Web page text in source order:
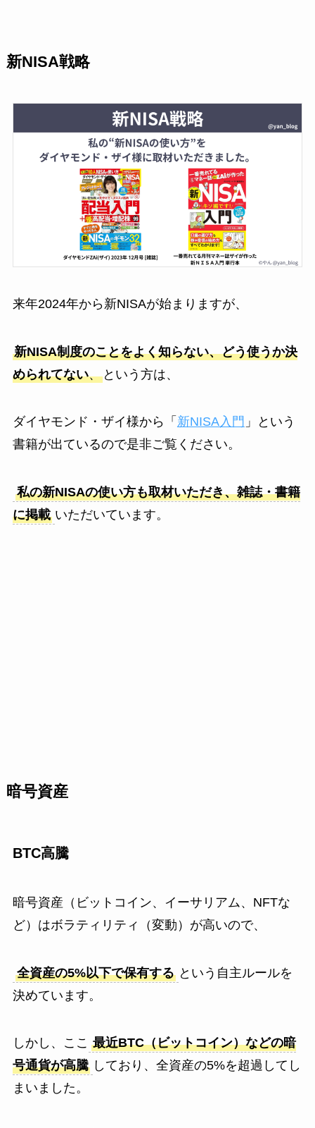
新NISA戦略
来年2024年から新NISAが始まりますが、
新NISA制度のことをよく知らない、どう使うか決
められてない、という方は、
ダイヤモンド・ザイ様から「 新NISA入門 」という
書籍が出ているので是非ご覧ください。
私の新NISAの使い方も取材いただき、雑誌・書籍
に掲載 いただいています。
暗号資産
BTC高騰
暗号資産（ビットコイン、イーサリアム、NFTな
ど）はボラティリティ（変動）が高いので、
全資産の5%以下で保有する という自主ルールを
決めています。
しかし、ここ 最近BTC（ビットコイン）などの暗
号通貨が高騰 しており、全資産の5%を超過してし
まいました。